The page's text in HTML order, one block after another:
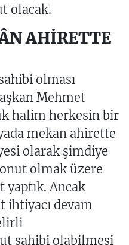
olacak.
AHİRETTE
olması
Mehmet
halim herkesin bir
mekan ahirette
olarak şimdiye
olmak üzere
Ancak
devam
sahibi olabilmesi